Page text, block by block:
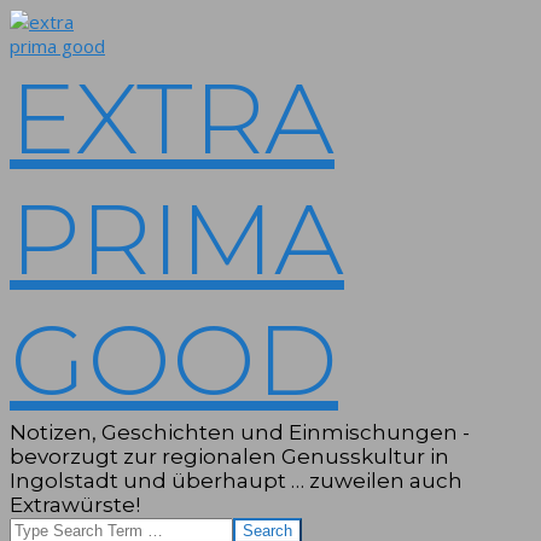
Skip
to
EXTRA
PRIMA
GOOD
Notizen, Geschichten und Einmischungen -
bevorzugt zur regionalen Genusskultur in
Ingolstadt und überhaupt … zuweilen auch
Extrawürste!
Search